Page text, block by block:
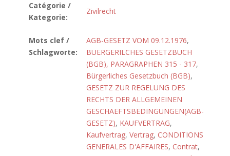
Catégorie /
Kategorie:
Zivilrecht
Mots clef /
Schlagworte:
AGB-GESETZ VOM 09.12.1976,
BUERGERILCHES GESETZBUCH
(BGB), PARAGRAPHEN 315 - 317,
Bürgerliches Gesetzbuch (BGB),
GESETZ ZUR REGELUNG DES
RECHTS DER ALLGEMEINEN
GESCHAEFTSBEDINGUNGEN(AGB-
GESETZ), KAUFVERTRAG,
Kaufvertrag, Vertrag, CONDITIONS
GENERALES D'AFFAIRES, Contrat,